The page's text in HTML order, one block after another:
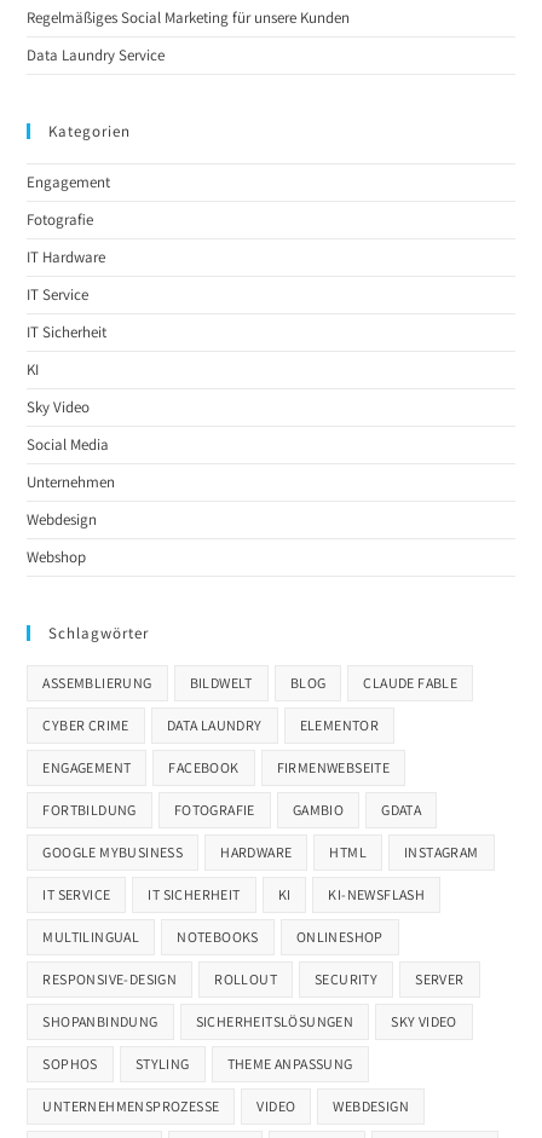
Regelmäßiges Social Marketing für unsere Kunden
Data Laundry Service
Kategorien
Engagement
Fotografie
IT Hardware
IT Service
IT Sicherheit
KI
Sky Video
Social Media
Unternehmen
Webdesign
Webshop
Schlagwörter
ASSEMBLIERUNG BILDWELT BLOG CLAUDE FABLE
CYBER CRIME DATA LAUNDRY ELEMENTOR
ENGAGEMENT FACEBOOK FIRMENWEBSEITE
FORTBILDUNG FOTOGRAFIE GAMBIO GDATA
GOOGLE MYBUSINESS HARDWARE HTML INSTAGRAM
IT SERVICE IT SICHERHEIT KI KI-NEWSFLASH
MULTILINGUAL NOTEBOOKS ONLINESHOP
RESPONSIVE-DESIGN ROLLOUT SECURITY SERVER
SHOPANBINDUNG SICHERHEITSLÖSUNGEN SKY VIDEO
SOPHOS STYLING THEME ANPASSUNG
UNTERNEHMENSPROZESSE VIDEO WEBDESIGN